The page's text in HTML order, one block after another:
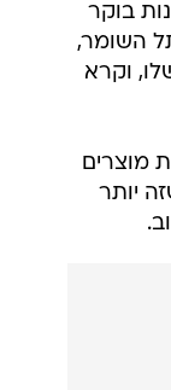
בוקר
השומר,
וקרא
מוצרים
יותר